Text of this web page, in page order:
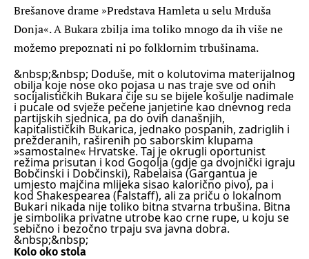
Brešanove drame »Predstava Hamleta u selu Mrduša
Donja«. A Bukara zbilja ima toliko mnogo da ih više ne
možemo prepoznati ni po folklornim trbušinama.
&nbsp;&nbsp; Doduše, mit o kolutovima materijalnog
obilja koje nose oko pojasa u nas traje sve od onih
socijalističkih Bukara čije su se bijele košulje nadimale
i pucale od svježe pečene janjetine kao dnevnog reda
partijskih sjednica, pa do ovih današnjih,
kapitalističkih Bukarica, jednako pospanih, zadriglih i
prežderanih, raširenih po saborskim klupama
»samostalne« Hrvatske. Taj je okrugli oportunist
režima prisutan i kod Gogolja (gdje ga dvojnički igraju
Bobčinski i Dobčinski), Rabelaisa (Gargantua je
umjesto majčina mlijeka sisao kalorično pivo), pa i
kod Shakespearea (Falstaff), ali za priču o lokalnom
Bukari nikada nije toliko bitna stvarna trbušina. Bitna
je simbolika privatne utrobe kao crne rupe, u koju se
sebično i bezočno trpaju sva javna dobra.
&nbsp;&nbsp;
Kolo oko stola